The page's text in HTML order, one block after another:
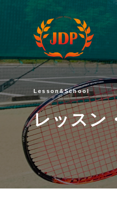
Lesson&School
レッスン